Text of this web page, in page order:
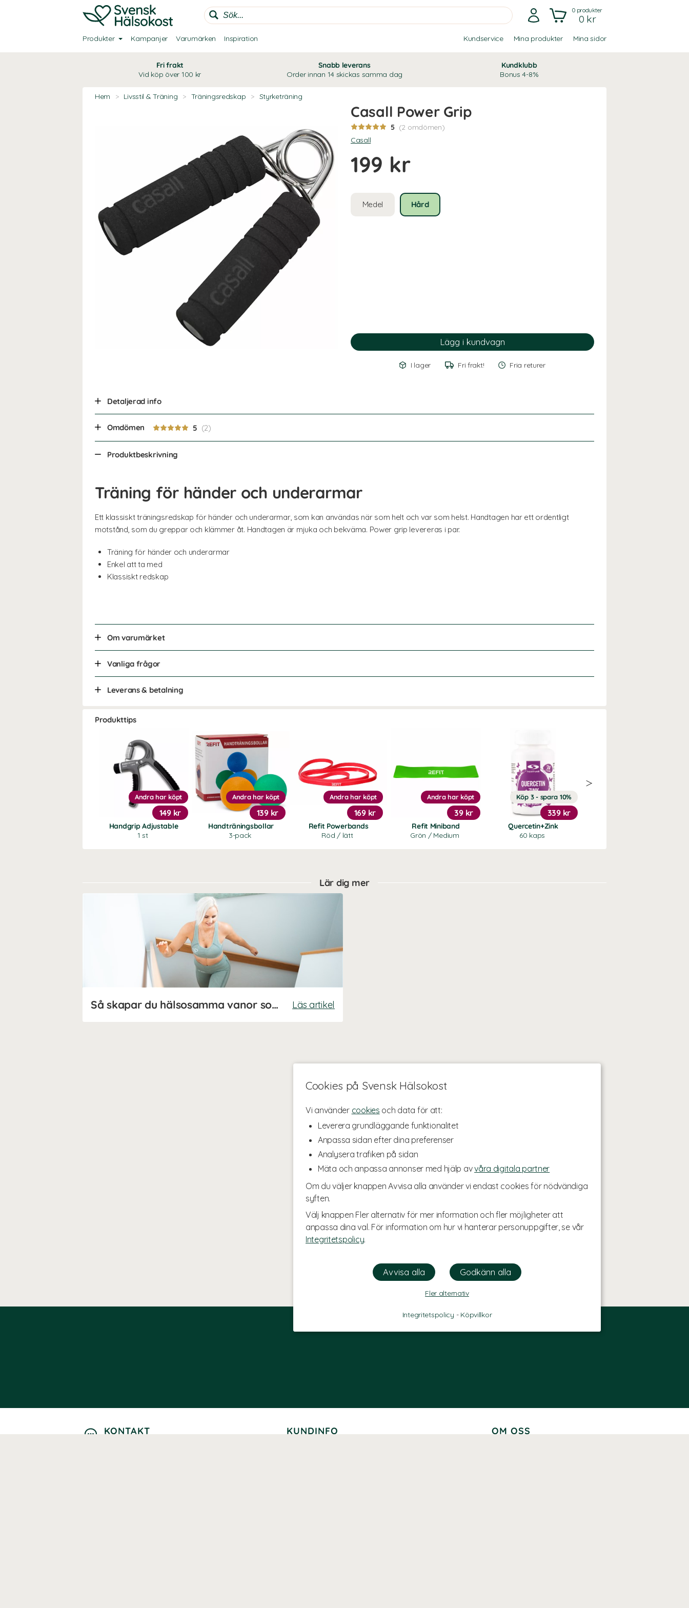
Cookies på Svensk Hälsokost
Vi använder cookies och data för att:
Leverera grundläggande funktionalitet
Anpassa sidan efter dina preferenser
Analysera trafiken på sidan
Mäta och anpassa annonser med hjälp avvåra digitala partner
Om du väljer knappen Avvisa alla använder vi endast cookies för nödvändiga
syften.
Välj knappen Fler alternativ för mer information och fler möjligheter att
anpassa dina val. För information om hur vi hanterar personuppgifter, se vår
Integritetspolicy.
Fler alternativ
Integritetspolicy - Köpvillkor
0produkter
0 kr
Produkter Kampanjer Varumärken Inspiration Kundservice Mina produkter Mina sidor
Fri frakt
Vid köp över 100 kr
Snabb leverans
Order innan 14 skickas samma dag
Kundklubb
Bonus 4-8%
Hem > Livsstil & Träning > Träningsredskap > Styrketräning
Casall Power Grip
5 (2 omdömen)
Casall
199 kr
Medel Hård
I lager Fri frakt! Fria returer
Detaljerad info
Omdömen 5
Produktbeskrivning
Träning för händer och underarmar
Ett klassiskt träningsredskap för händer och underarmar, som kan användas när som helt och var som helst. Handtagen har ett ordentligt
motstånd, som du greppar och klämmer åt. Handtagen är mjuka och bekväma. Power grip levereras i par.
Träning för händer och underarmar
Enkel att ta med
Klassiskt redskap
Om varumärket
Vanliga frågor
Leverans & betalning
Produkttips
Handgrip Adjustable
1 st
Andra har köpt
149 kr
Handträningsbollar
3-pack
Andra har köpt
139 kr
Refit Powerbands
Röd / lätt
Andra har köpt
169 kr
Refit Miniband
Grön / Medium
Andra har köpt
39 kr
Quercetin+Zink
60 kaps
Köp 3 - spara 10%
339 kr
Lär dig mer
Så skapar du hälsosamma vanor som håller Läs artikel
KONTAKT KUNDINFO OM OSS